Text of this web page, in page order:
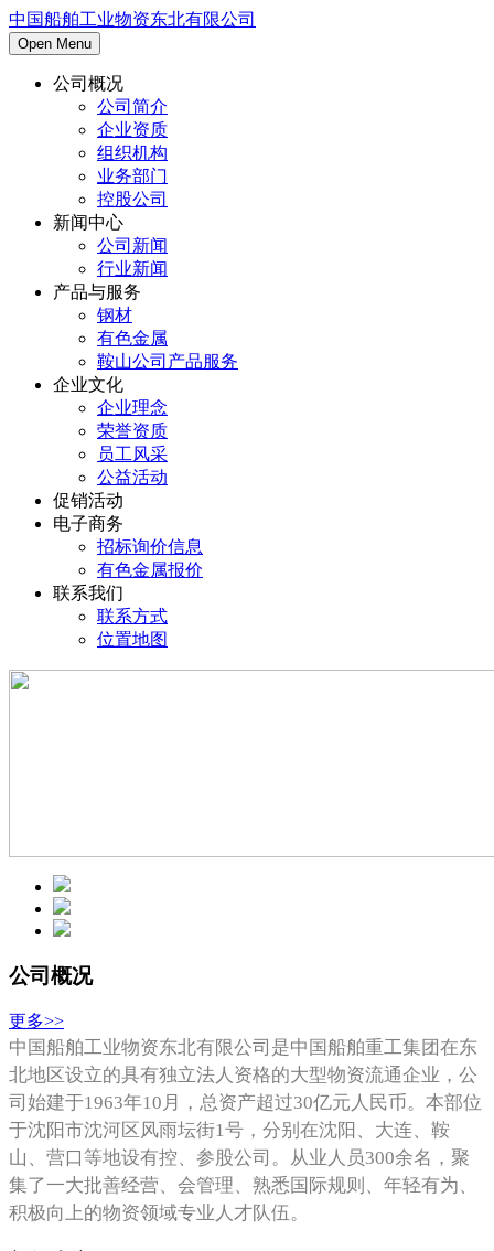
中国船舶工业物资东北有限公司
Open Menu
公司概况
公司简介
企业资质
组织机构
业务部门
控股公司
新闻中心
公司新闻
行业新闻
产品与服务
钢材
有色金属
鞍山公司产品服务
企业文化
企业理念
荣誉资质
员工风采
公益活动
促销活动
电子商务
招标询价信息
有色金属报价
联系我们
联系方式
位置地图
公司概况
更多>>
中国船舶工业物资东北有限公司是中国船舶重工集团在东
北地区设立的具有独立法人资格的大型物资流通企业，公
司始建于1963年10月，总资产超过30亿元人民币。本部位
于沈阳市沈河区风雨坛街1号，分别在沈阳、大连、鞍
山、营口等地设有控、参股公司。从业人员300余名，聚
集了一大批善经营、会管理、熟悉国际规则、年轻有为、
积极向上的物资领域专业人才队伍。